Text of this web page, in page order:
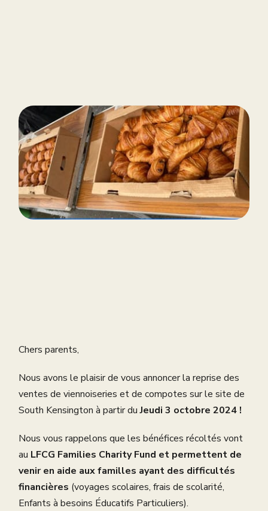
Chers parents,
Nous avons le plaisir de vous annoncer la reprise des
ventes de viennoiseries et de compotes sur le site de
South Kensington à partir duJeudi 3 octobre 2024 !
Nous vous rappelons que les bénéfices récoltés vont
au LFCG Families Charity Fund et permettent de
venir en aide aux familles ayant des difficultés
financières (voyages scolaires, frais de scolarité,
Enfants à besoins Éducatifs Particuliers).